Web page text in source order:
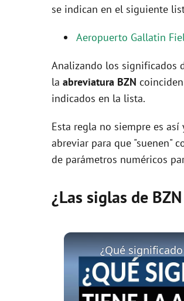
se indican en el siguiente
Aeropuerto Gallatin
Analizando los significados
la abreviatura BZN
indicados en la lista.
Esta regla no siempre es
abreviar para que "suenen"
de parámetros numéricos
¿Las siglas de